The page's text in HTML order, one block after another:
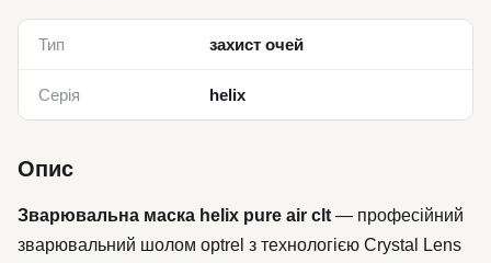
Тип захист очей
Серія helix
Опис
Зварювальна маска helix pure air clt — професійний
зварювальний шолом optrel з технологією Crystal Lens